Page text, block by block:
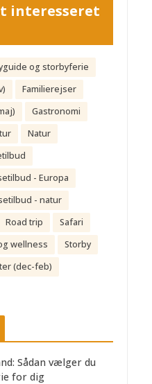
interesseret
og storbyferie
Familierejser
Gastronomi
Natur
- Europa
- natur
Road trip
Safari
wellness
Storby
(dec-feb)
Sådan vælger du
for dig